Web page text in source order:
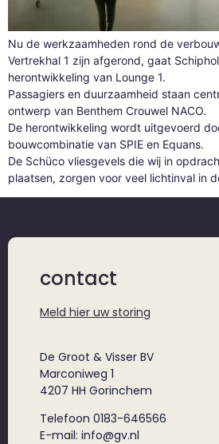
Nu de werkzaamheden rond de
Vertrekhal 1 zijn afgerond, gaat
herontwikkeling van Lounge 1.
Passagiers en duurzaamheid staan
ontwerp van Benthem Crouwel NACO.
De herontwikkeling wordt uitgevoerd
bouwcombinatie van SPIE en Equans.
De Schüco vliesgevels die wij in
plaatsen, zorgen voor veel lichtinval in
contact
Meld hier uw storing
De Groot & Visser BV
Marconiweg 1
4207 HH Gorinchem
Telefoon 0183-646566
E-mail: info@gv.nl